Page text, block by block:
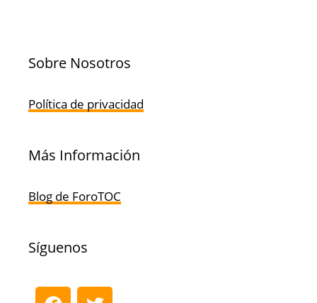
Sobre Nosotros
Política de privacidad
Más Información
Blog de ForoTOC
Síguenos